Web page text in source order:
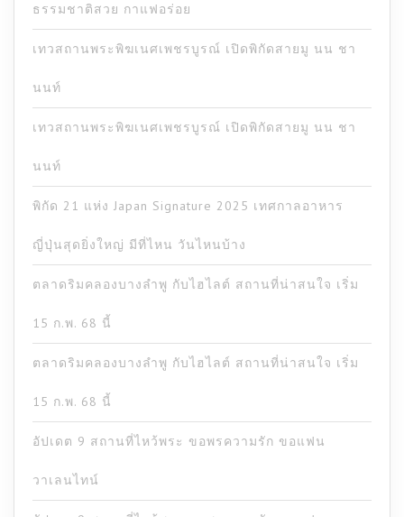
ธรรมชาติสวย กาแฟอร่อย
เทวสถานพระพิฆเนศเพชรบูรณ์ เปิดพิกัดสายมู นน ชา
นนท์
เทวสถานพระพิฆเนศเพชรบูรณ์ เปิดพิกัดสายมู นน ชา
นนท์
พิกัด 21 แห่ง Japan Signature 2025 เทศกาลอาหาร
ญี่ปุ่นสุดยิ่งใหญ่ มีที่ไหน วันไหนบ้าง
ตลาดริมคลองบางลำพู กับไฮไลต์ สถานที่น่าสนใจ เริ่ม
15 ก.พ. 68 นี้
ตลาดริมคลองบางลำพู กับไฮไลต์ สถานที่น่าสนใจ เริ่ม
15 ก.พ. 68 นี้
อัปเดต 9 สถานที่ไหว้พระ ขอพรความรัก ขอแฟน
วาเลนไทน์